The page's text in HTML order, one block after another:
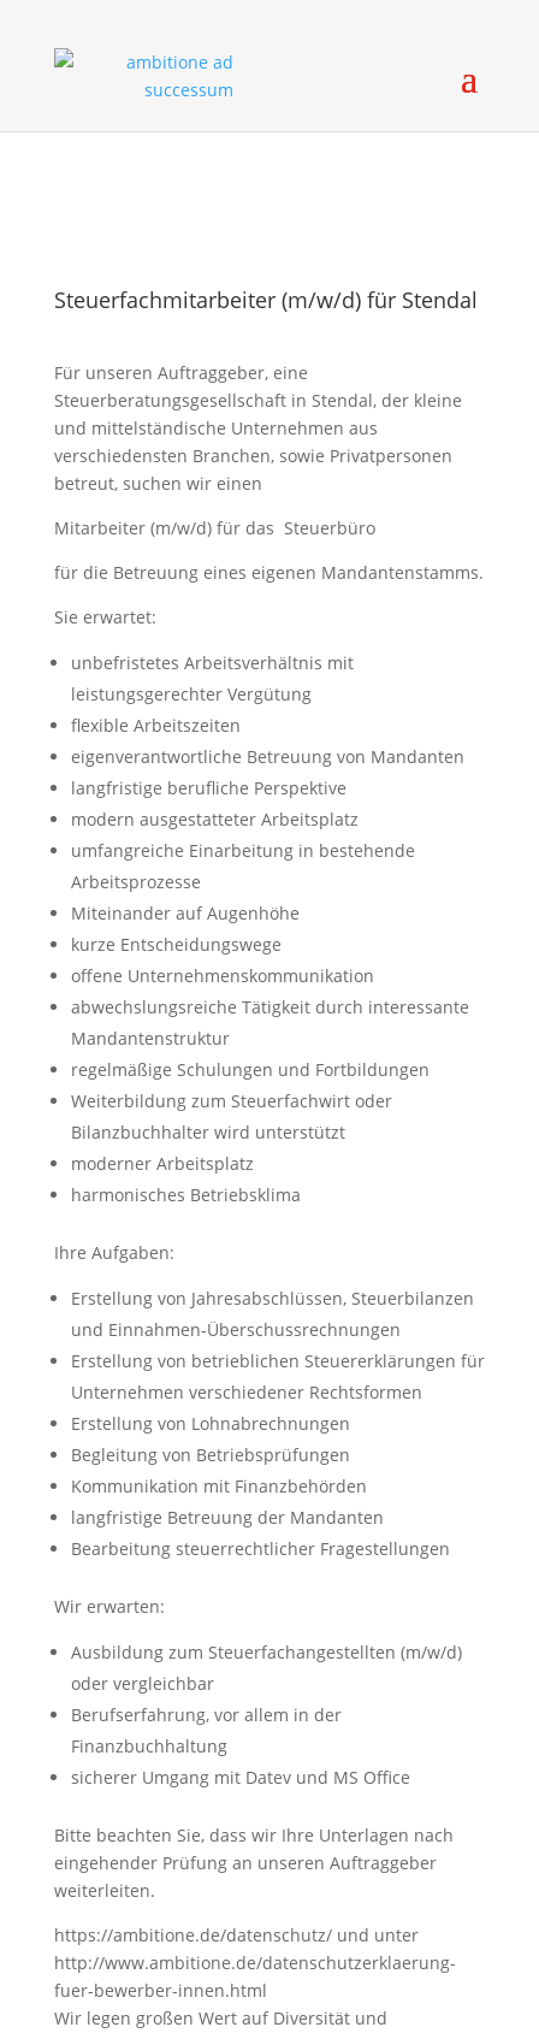
Steuerfachmitarbeiter (m/w/d) für Stendal
Für unseren Auftraggeber, eine
Steuerberatungsgesellschaft in Stendal, der kleine
und mittelständische Unternehmen aus
verschiedensten Branchen, sowie Privatpersonen
betreut, suchen wir einen
Mitarbeiter (m/w/d) für das Steuerbüro
für die Betreuung eines eigenen Mandantenstamms.
Sie erwartet:
unbefristetes Arbeitsverhältnis mit
leistungsgerechter Vergütung
flexible Arbeitszeiten
eigenverantwortliche Betreuung von Mandanten
langfristige berufliche Perspektive
modern ausgestatteter Arbeitsplatz
umfangreiche Einarbeitung in bestehende
Arbeitsprozesse
Miteinander auf Augenhöhe
kurze Entscheidungswege
offene Unternehmenskommunikation
abwechslungsreiche Tätigkeit durch interessante
Mandantenstruktur
regelmäßige Schulungen und Fortbildungen
Weiterbildung zum Steuerfachwirt oder
Bilanzbuchhalter wird unterstützt
moderner Arbeitsplatz
harmonisches Betriebsklima
Ihre Aufgaben:
Erstellung von Jahresabschlüssen, Steuerbilanzen
und Einnahmen-Überschussrechnungen
Erstellung von betrieblichen Steuererklärungen für
Unternehmen verschiedener Rechtsformen
Erstellung von Lohnabrechnungen
Begleitung von Betriebsprüfungen
Kommunikation mit Finanzbehörden
langfristige Betreuung der Mandanten
Bearbeitung steuerrechtlicher Fragestellungen
Wir erwarten:
Ausbildung zum Steuerfachangestellten (m/w/d)
oder vergleichbar
Berufserfahrung, vor allem in der
Finanzbuchhaltung
sicherer Umgang mit Datev und MS Office
Bitte beachten Sie, dass wir Ihre Unterlagen nach
eingehender Prüfung an unseren Auftraggeber
weiterleiten.
https://ambitione.de/datenschutz/ und unter
http://www.ambitione.de/datenschutzerklaerung-
fuer-bewerber-innen.html
Wir legen großen Wert auf Diversität und